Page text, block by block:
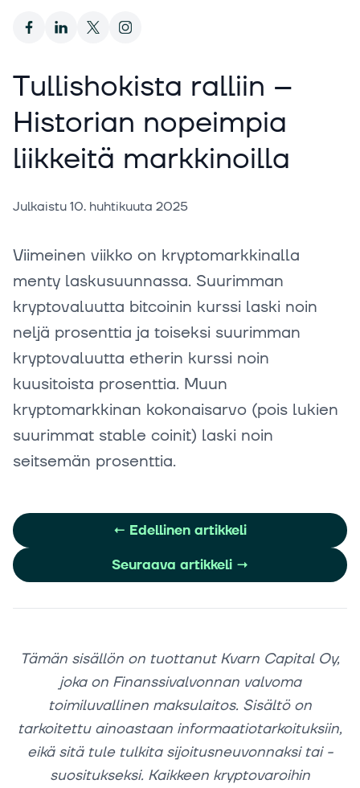
Tullishokista ralliin –
Historian nopeimpia
liikkeitä markkinoilla
Julkaistu10. huhtikuuta 2025
Viimeinen viikko on kryptomarkkinalla
menty laskusuunnassa. Suurimman
kryptovaluutta bitcoinin kurssi laski noin
neljä prosenttia ja toiseksi suurimman
kryptovaluutta etherin kurssi noin
kuusitoista prosenttia. Muun
kryptomarkkinan kokonaisarvo (pois lukien
suurimmat stable coinit) laski noin
seitsemän prosenttia.
← Edellinen artikkeli
Seuraava artikkeli →
Tämän sisällön on tuottanut Kvarn Capital Oy,
joka on Finanssivalvonnan valvoma
toimiluvallinen maksulaitos. Sisältö on
tarkoitettu ainoastaan informaatiotarkoituksiin,
eikä sitä tule tulkita sijoitusneuvonnaksi tai -
suositukseksi. Kaikkeen kryptovaroihin